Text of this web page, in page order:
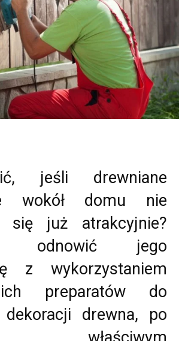
jeśli drewniane
wokół domu nie
się już atrakcyjnie?
odnowić jego
z wykorzystaniem
preparatów do
drewna, po